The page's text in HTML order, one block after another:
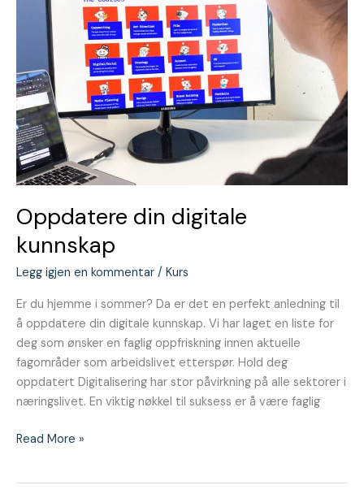
Oppdatere din digitale
kunnskap
Legg igjen en kommentar / Kurs
Er du hjemme i sommer? Da er det en perfekt anledning til
å oppdatere din digitale kunnskap. Vi har laget en liste for
deg som ønsker en faglig oppfriskning innen aktuelle
fagområder som arbeidslivet etterspør. Hold deg
oppdatert Digitalisering har stor påvirkning på alle sektorer i
næringslivet. En viktig nøkkel til suksess er å være faglig
digitale
kunnskap
Read More »